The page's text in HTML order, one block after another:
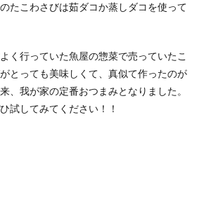
たこわさびは茹ダコか蒸しダコを使って
く行っていた魚屋の惣菜で売っていたこ
とっても美味しくて、真似て作ったのが
、我が家の定番おつまみとなりました。
試してみてください！！